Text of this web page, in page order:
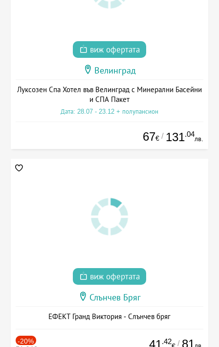
виж офертата
Велинград
Луксозен Спа Хотел във Велинград с Минерални Басейни
и СПА Пакет
Дата: 28.07 - 23.12 + полупансион
67€ / 131.04
лв.
виж офертата
Слънчев Бряг
ЕФЕКТ Гранд Виктория - Слънчев бряг
-20% 41 .42 / 81